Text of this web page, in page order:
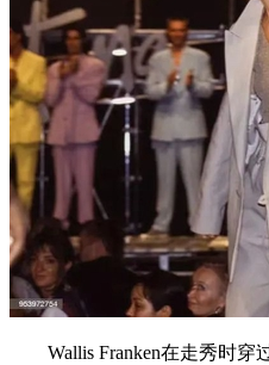
Wallis Franken在走秀时穿